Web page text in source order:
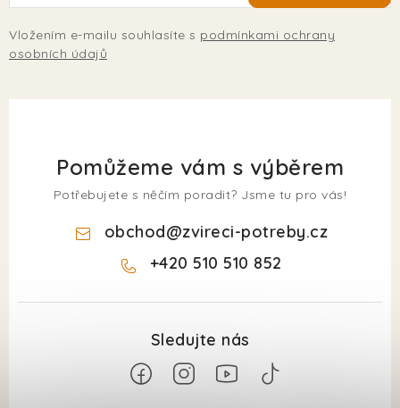
Vložením e-mailu souhlasíte s podmínkami ochrany
osobních údajů
Pomůžeme vám s výběrem
Potřebujete s něčím poradit? Jsme tu pro vás!
obchod@zvireci-potreby.cz
+420 510 510 852